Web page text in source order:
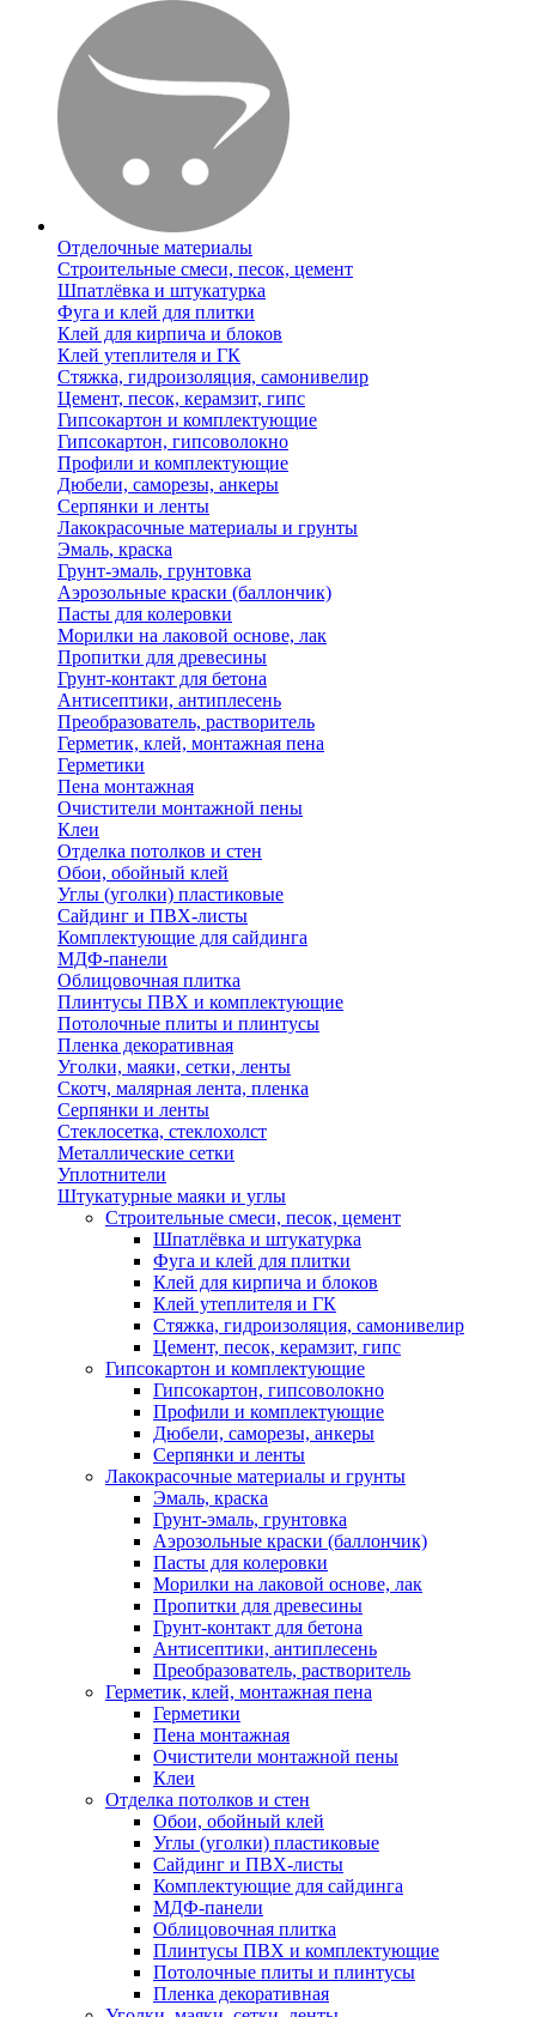
Отделочные материалы
Строительные смеси, песок, цемент
Шпатлёвка и штукатурка
Фуга и клей для плитки
Клей для кирпича и блоков
Клей утеплителя и ГК
Стяжка, гидроизоляция, самонивелир
Цемент, песок, керамзит, гипс
Гипсокартон и комплектующие
Гипсокартон, гипсоволокно
Профили и комплектующие
Дюбели, саморезы, анкеры
Серпянки и ленты
Лакокрасочные материалы и грунты
Эмаль, краска
Грунт-эмаль, грунтовка
Аэрозольные краски (баллончик)
Пасты для колеровки
Морилки на лаковой основе, лак
Пропитки для древесины
Грунт-контакт для бетона
Антисептики, антиплесень
Преобразователь, растворитель
Герметик, клей, монтажная пена
Герметики
Пена монтажная
Очистители монтажной пены
Клеи
Отделка потолков и стен
Обои, обойный клей
Углы (уголки) пластиковые
Сайдинг и ПВХ-листы
Комплектующие для сайдинга
МДФ-панели
Облицовочная плитка
Плинтусы ПВХ и комплектующие
Потолочные плиты и плинтусы
Пленка декоративная
Уголки, маяки, сетки, ленты
Скотч, малярная лента, пленка
Серпянки и ленты
Стеклосетка, стеклохолст
Металлические сетки
Уплотнители
Штукатурные маяки и углы
Строительные смеси, песок, цемент
Шпатлёвка и штукатурка
Фуга и клей для плитки
Клей для кирпича и блоков
Клей утеплителя и ГК
Стяжка, гидроизоляция, самонивелир
Цемент, песок, керамзит, гипс
Гипсокартон и комплектующие
Гипсокартон, гипсоволокно
Профили и комплектующие
Дюбели, саморезы, анкеры
Серпянки и ленты
Лакокрасочные материалы и грунты
Эмаль, краска
Грунт-эмаль, грунтовка
Аэрозольные краски (баллончик)
Пасты для колеровки
Морилки на лаковой основе, лак
Пропитки для древесины
Грунт-контакт для бетона
Антисептики, антиплесень
Преобразователь, растворитель
Герметик, клей, монтажная пена
Герметики
Пена монтажная
Очистители монтажной пены
Клеи
Отделка потолков и стен
Обои, обойный клей
Углы (уголки) пластиковые
Сайдинг и ПВХ-листы
Комплектующие для сайдинга
МДФ-панели
Облицовочная плитка
Плинтусы ПВХ и комплектующие
Потолочные плиты и плинтусы
Пленка декоративная